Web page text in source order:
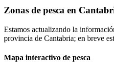
Zonas de pesca en
Estamos actualizando la
provincia de Cantabria; en breve
Mapa interactivo de pesca